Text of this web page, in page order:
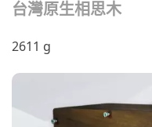
台灣原生相思木
2611 g